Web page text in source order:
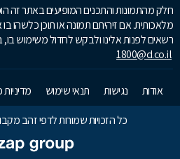
חלק מהתמונות והתכנים המופיעים באתר זה
מלאכותית. אם זיהיתם תמונה או תוכן כלשהו בו
רשאים לפנות אלינו ולבקש לחדול משימוש
1800@d.co.il
אודות נגישות תנאי שימוש
כל הזכויות שמורות לדפי זהב